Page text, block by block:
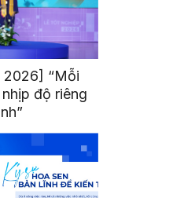
2026] “Mỗi
độ riêng